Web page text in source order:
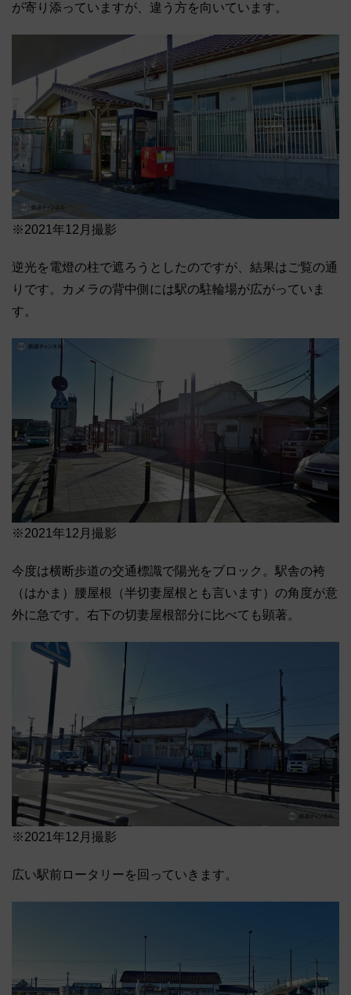
が寄り添っていますが、違う方を向いています。
※2021年12月撮影
逆光を電燈の柱で遮ろうとしたのですが、結果はご覧の通
りです。カメラの背中側には駅の駐輪場が広がっていま
す。
※2021年12月撮影
今度は横断歩道の交通標識で陽光をブロック。駅舎の袴
（はかま）腰屋根（半切妻屋根とも言います）の角度が意
外に急です。右下の切妻屋根部分に比べても顕著。
※2021年12月撮影
広い駅前ロータリーを回っていきます。